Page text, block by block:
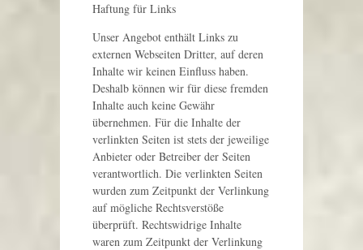
Haftung für Links
Unser Angebot enthält Links zu
externen Webseiten Dritter, auf deren
Inhalte wir keinen Einfluss haben.
Deshalb können wir für diese fremden
Inhalte auch keine Gewähr
übernehmen. Für die Inhalte der
verlinkten Seiten ist stets der jeweilige
Anbieter oder Betreiber der Seiten
verantwortlich. Die verlinkten Seiten
wurden zum Zeitpunkt der Verlinkung
auf mögliche Rechtsverstöße
überprüft. Rechtswidrige Inhalte
waren zum Zeitpunkt der Verlinkung